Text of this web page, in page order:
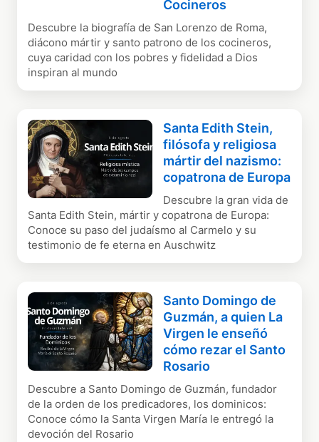
Cocineros
Descubre la biografía de San Lorenzo de Roma,
diácono mártir y santo patrono de los cocineros,
cuya caridad con los pobres y fidelidad a Dios
inspiran al mundo
Santa Edith Stein,
filósofa y religiosa
mártir del nazismo:
copatrona de Europa
Descubre la gran vida de
Santa Edith Stein, mártir y copatrona de Europa:
Conoce su paso del judaísmo al Carmelo y su
testimonio de fe eterna en Auschwitz
Santo Domingo de
Guzmán, a quien La
Virgen le enseñó
cómo rezar el Santo
Rosario
Descubre a Santo Domingo de Guzmán, fundador
de la orden de los predicadores, los dominicos:
Conoce cómo la Santa Virgen María le entregó la
devoción del Rosario